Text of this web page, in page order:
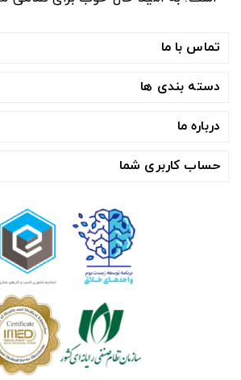
تماس با ما
دسته بندی ها
درباره ما
حساب کاربری شما